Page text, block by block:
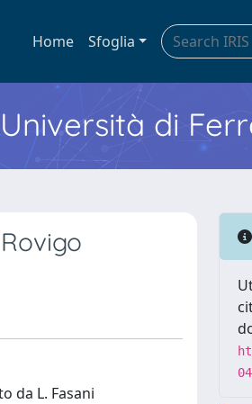
Home Sfoglia
di
da L. Fasani